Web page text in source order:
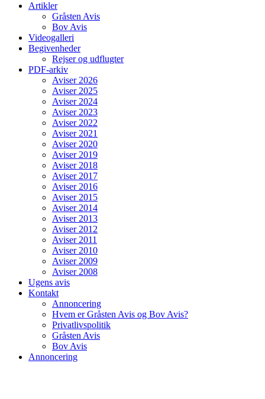
Artikler
Gråsten Avis
Bov Avis
Videogalleri
Begivenheder
Rejser og udflugter
PDF-arkiv
Aviser 2026
Aviser 2025
Aviser 2024
Aviser 2023
Aviser 2022
Aviser 2021
Aviser 2020
Aviser 2019
Aviser 2018
Aviser 2017
Aviser 2016
Aviser 2015
Aviser 2014
Aviser 2013
Aviser 2012
Aviser 2011
Aviser 2010
Aviser 2009
Aviser 2008
Ugens avis
Kontakt
Annoncering
Hvem er Gråsten Avis og Bov Avis?
Privatlivspolitik
Gråsten Avis
Bov Avis
Annoncering